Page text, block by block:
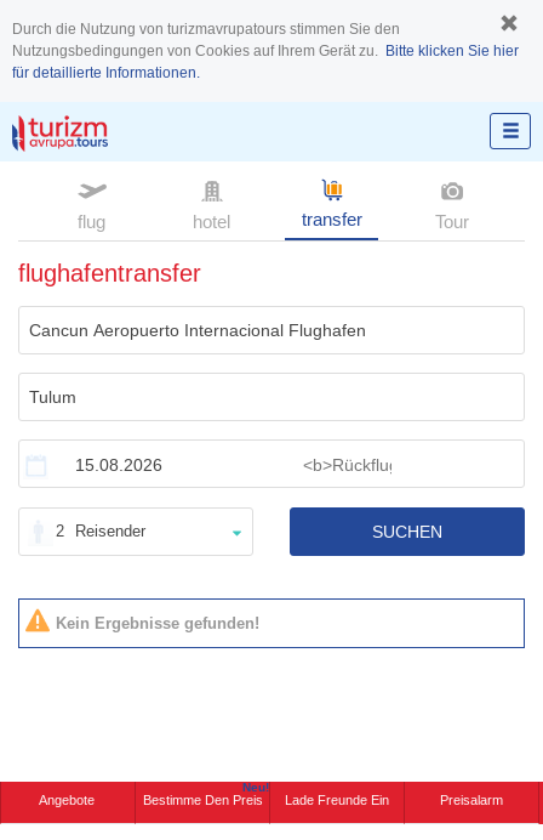
Durch die Nutzung von turizmavrupatours stimmen Sie den
Nutzungsbedingungen von Cookies auf Ihrem Gerät zu. Bitte klicken Sie hier
für detaillierte Informationen.
flug hotel transfer Tour
flughafentransfer
2 Reisender SUCHEN
Kein Ergebnisse gefunden!
Angebote Bestimme Den Preis
Neu!
Lade Freunde Ein Preisalarm